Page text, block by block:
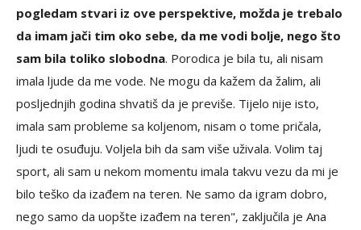
pogledam stvari iz ove perspektive, možda je trebalo
da imam jači tim oko sebe, da me vodi bolje, nego što
sam bila toliko slobodna. Porodica je bila tu, ali nisam
imala ljude da me vode. Ne mogu da kažem da žalim, ali
posljednjih godina shvatiš da je previše. Tijelo nije isto,
imala sam probleme sa koljenom, nisam o tome pričala,
ljudi te osuđuju. Voljela bih da sam više uživala. Volim taj
sport, ali sam u nekom momentu imala takvu vezu da mi je
bilo teško da izađem na teren. Ne samo da igram dobro,
nego samo da uopšte izađem na teren", zaključila je Ana